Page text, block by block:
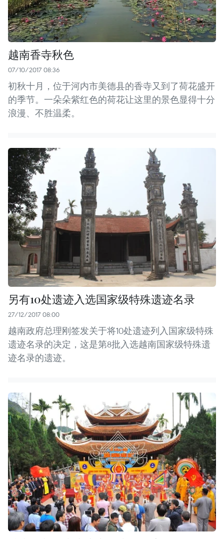
越南香寺秋色
07/10/2017 08:36
初秋十月，位于河内市美德县的香寺又到了荷花盛开
的季节。一朵朵紫红色的荷花让这里的景色显得十分
浪漫、不胜温柔。
另有10处遗迹入选国家级特殊遗迹名录
27/12/2017 08:00
越南政府总理刚签发关于将10处遗迹列入国家级特殊
遗迹名录的决定，这是第8批入选越南国家级特殊遗
迹名录的遗迹。